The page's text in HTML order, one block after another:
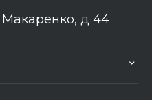
Макаренко, д 44